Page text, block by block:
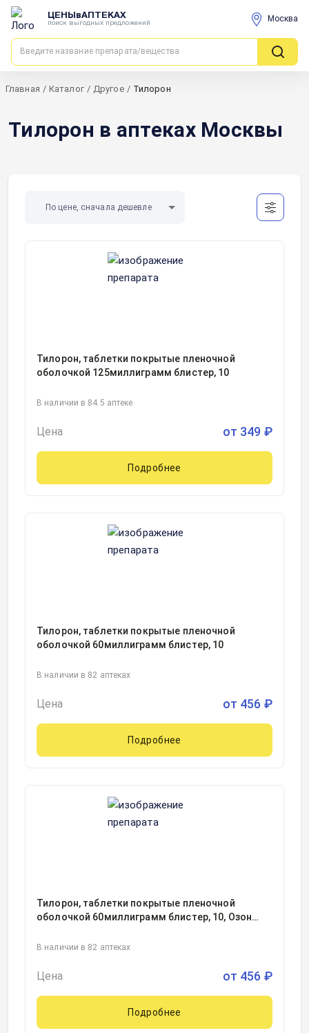
ЦЕНЫвАПТЕКАХ
поиск выгодных предложений Москва
Главная / Каталог / Другое / Тилорон
Тилорон в аптеках Москвы
По цене, сначала дешевле
Тилорон, таблетки покрытые пленочной
оболочкой 125миллиграмм блистер, 10
В наличии в 84.5 аптеке
Цена от 349 ₽
Подробнее
Тилорон, таблетки покрытые пленочной
оболочкой 60миллиграмм блистер, 10
В наличии в 82 аптеках
Цена от 456 ₽
Подробнее
Тилорон, таблетки покрытые пленочной
оболочкой 60миллиграмм блистер, 10, Озон
В наличии в 82 аптеках
Цена от 456 ₽
Подробнее